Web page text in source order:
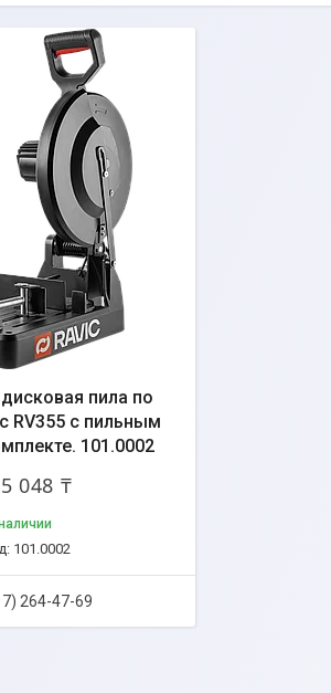
пила по
RV355 с пильным
101.0002
048 ₸
101.0002
264-47-69